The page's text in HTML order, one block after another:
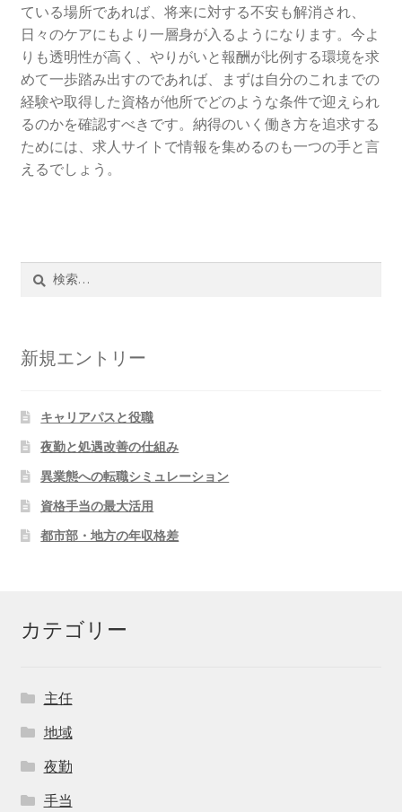
ている場所であれば、将来に対する不安も解消され、
日々のケアにもより一層身が入るようになります。今よ
りも透明性が高く、やりがいと報酬が比例する環境を求
めて一歩踏み出すのであれば、まずは自分のこれまでの
経験や取得した資格が他所でどのような条件で迎えられ
るのかを確認すべきです。納得のいく働き方を追求する
ためには、求人サイトで情報を集めるのも一つの手と言
えるでしょう。
新規エントリー
キャリアパスと役職
夜勤と処遇改善の仕組み
異業態への転職シミュレーション
資格手当の最大活用
都市部・地方の年収格差
カテゴリー
主任
地域
夜勤
手当